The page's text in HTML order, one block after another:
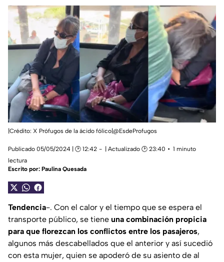
|Crédito: X Prófugos de la ácido fólico|@EsdeProfugos
Publicado 05/05/2024 | 🕑 12:42 | Actualizado 🕑 23:40
1 minuto
lectura
Escrito por: Paulina Quesada
Tendencia-. Con el calor y el tiempo que se espera el
transporte público, se tiene una combinación propicia
para que florezcan los conflictos entre los pasajeros,
algunos más descabellados que el anterior y así sucedió
con esta mujer, quien se apoderó de su asiento de al